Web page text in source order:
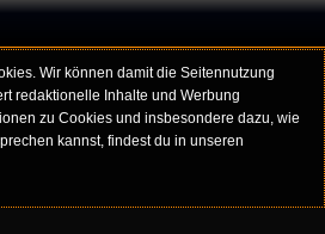
Wir können damit die Seitennutzung
redaktionelle Inhalte und Werbung
zu Cookies und insbesondere dazu, wie
kannst, findest du in unseren